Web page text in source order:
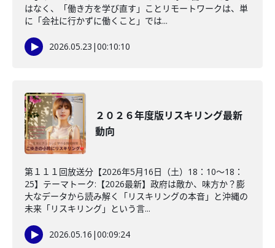
はなく、「働き方を学び直す」ことリモートワークは、単
に「会社に行かずに働くこと」では...
2026.05.23 |00:10:10
２０２６年度版リスキリング最新
動向
第１１１回放送分【2026年5月16日（土）18：10～18：
25】テーマトーク:【2026最新】政府は敵か、味方か？膨
大なデータから読み解く「リスキリングの本音」と沖縄の
未来「リスキリング」という言...
2026.05.16 |00:09:24